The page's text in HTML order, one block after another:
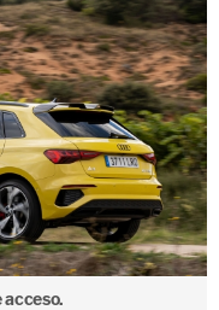
acceso.